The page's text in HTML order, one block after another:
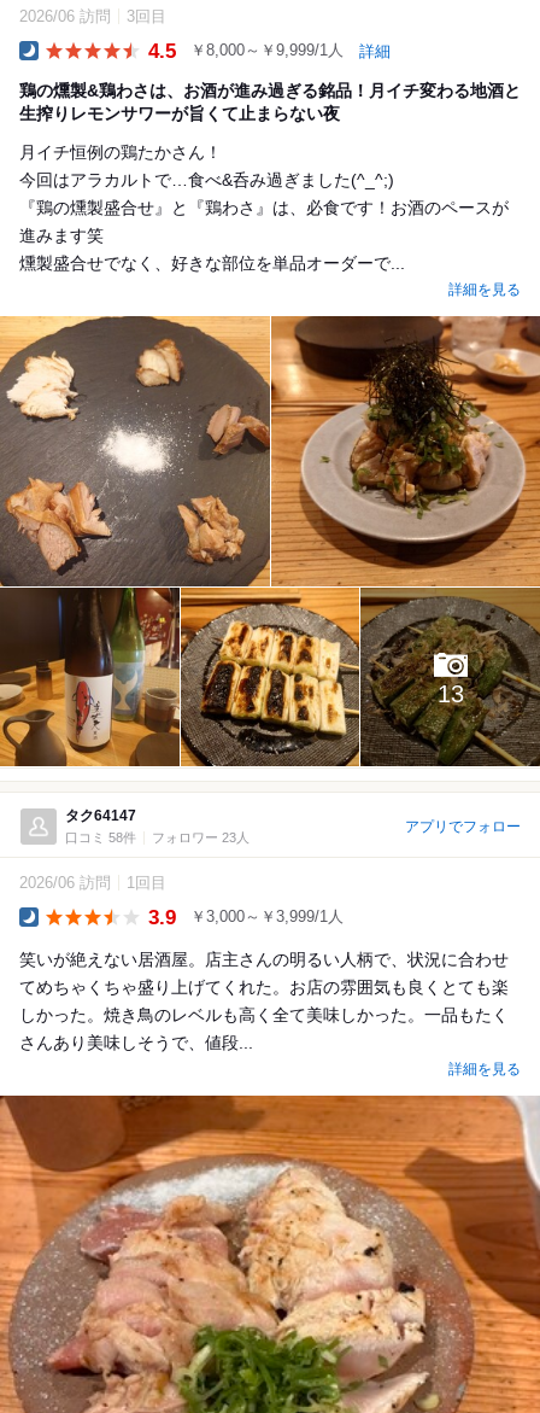
2026/06 訪問 3回目
4.5 ￥8,000～￥9,999/1人 詳細
鶏の燻製&鶏わさは、お酒が進み過ぎる銘品！月イチ変わる地酒と
生搾りレモンサワーが旨くて止まらない夜
月イチ恒例の鶏たかさん！
今回はアラカルトで…食べ&呑み過ぎました(^_^;)
『鶏の燻製盛合せ』と『鶏わさ』は、必食です！お酒のペースが
進みます笑
燻製盛合せでなく、好きな部位を単品オーダーで...
詳細を見る
13
タク64147
口コミ 58件 フォロワー 23人
アプリでフォロー
2026/06 訪問 1回目
3.9 ￥3,000～￥3,999/1人
笑いが絶えない居酒屋。店主さんの明るい人柄で、状況に合わせ
てめちゃくちゃ盛り上げてくれた。お店の雰囲気も良くとても楽
しかった。焼き鳥のレベルも高く全て美味しかった。一品もたく
さんあり美味しそうで、値段...
詳細を見る